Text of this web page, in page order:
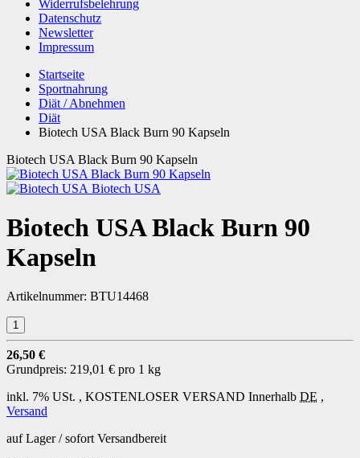
Widerrufsbelehrung
Datenschutz
Newsletter
Impressum
Startseite
Sportnahrung
Diät / Abnehmen
Diät
Biotech USA Black Burn 90 Kapseln
Biotech USA Black Burn 90 Kapseln
Biotech USA
Biotech USA Black Burn 90
Kapseln
Artikelnummer: BTU14468
26,50 €
Grundpreis: 219,01 € pro 1 kg
inkl. 7% USt. , KOSTENLOSER VERSAND Innerhalb DE ,
Versand
auf Lager / sofort Versandbereit